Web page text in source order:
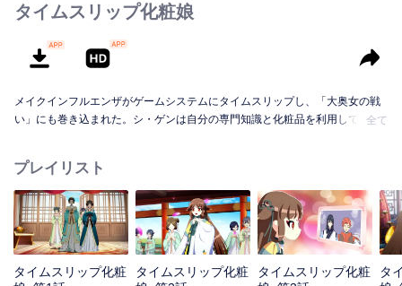
タイムスリップ化粧娘
メイクインフルエンザがゲームシステムにタイムスリップし、「大奥女の戦
い」にも巻き込まれた。シ・ゲンは自分の専門知識と化粧品を利用してこの
全て
プレイリスト
タイムスリップ化粧
タイムスリップ化粧
タイムスリップ化粧
タ